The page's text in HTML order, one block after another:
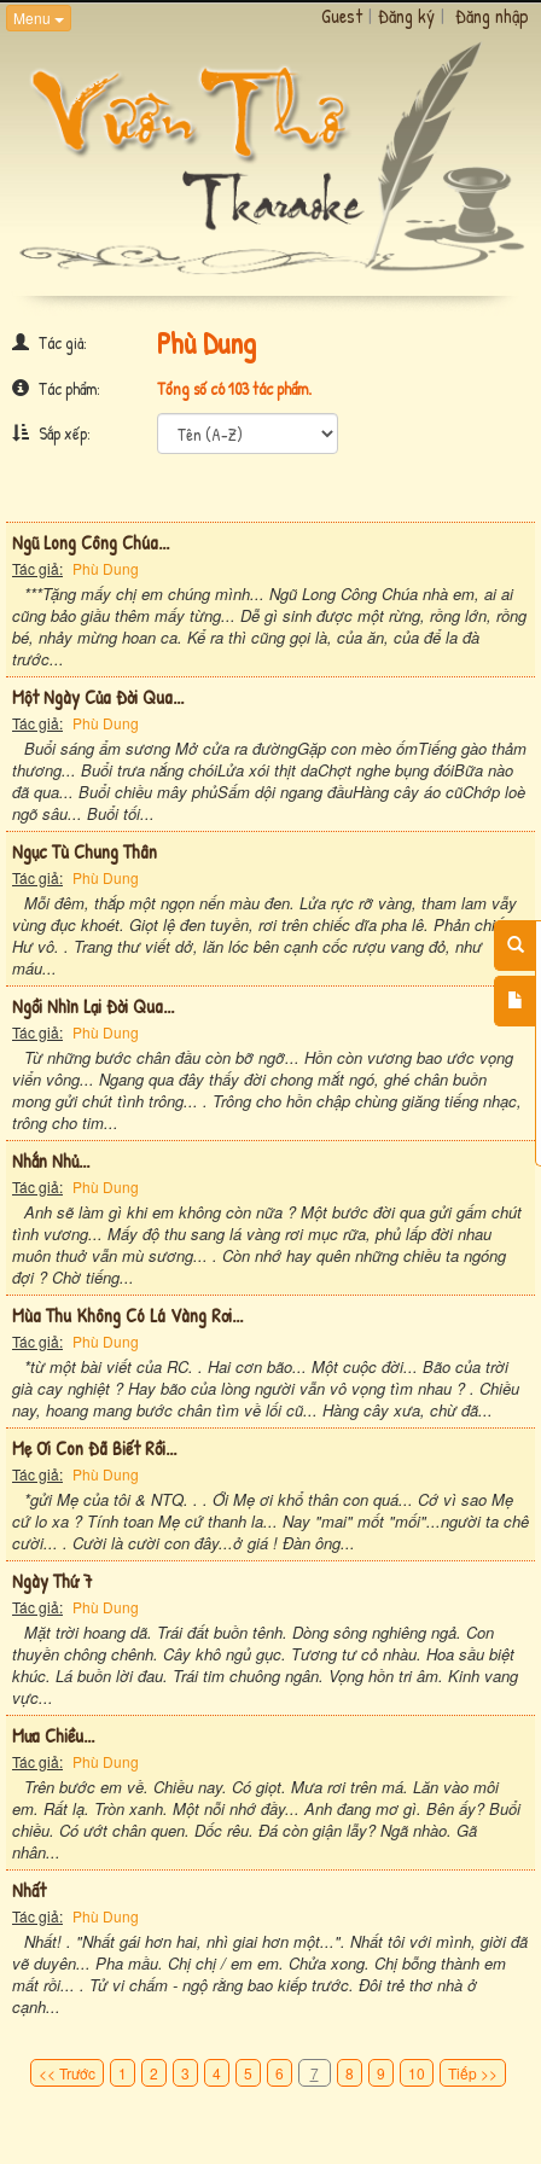
Menu Guest | Đăng ký | Đăng nhập
Tác giả: Phù Dung
Tác phẩm:
Tổng số có 103 tác phẩm.
Sắp xếp:
Ngũ Long Công Chúa...
Tác giả: Phù Dung
***Tặng mấy chị em chúng mình... Ngũ Long Công Chúa nhà em, ai ai
cũng bảo giầu thêm mấy từng... Dễ gì sinh được một rừng, rồng lớn, rồng
bé, nhảy mừng hoan ca. Kể ra thì cũng gọi là, của ăn, của để la đà
trước...
Một Ngày Của Đời Qua...
Tác giả: Phù Dung
Buổi sáng ẩm sương Mở cửa ra đườngGặp con mèo ốmTiếng gào thảm
thương... Buổi trưa nắng chóiLửa xói thịt daChợt nghe bụng đóiBữa nào
đã qua... Buổi chiều mây phủSấm dội ngang đầuHàng cây áo cũChớp loè
ngõ sâu... Buổi tối...
Ngục Tù Chung Thân
Tác giả: Phù Dung
Mỗi đêm, thắp một ngọn nến màu đen. Lửa rực rỡ vàng, tham lam vẫy
vùng đục khoét. Giọt lệ đen tuyền, rơi trên chiếc dĩa pha lê. Phản chiếu...
Hư vô. . Trang thư viết dở, lăn lóc bên cạnh cốc rượu vang đỏ, như
máu...
Ngồi Nhìn Lại Đời Qua...
Tác giả: Phù Dung
Từ những bước chân đầu còn bỡ ngỡ... Hồn còn vương bao ước vọng
viển vông... Ngang qua đây thấy đời chong mắt ngó, ghé chân buồn
mong gửi chút tình trông... . Trông cho hồn chập chùng giăng tiếng nhạc,
trông cho tim...
Nhắn Nhủ...
Tác giả: Phù Dung
Anh sẽ làm gì khi em không còn nữa ? Một bước đời qua gửi gấm chút
tình vương... Mấy độ thu sang lá vàng rơi mục rữa, phủ lấp đời nhau
muôn thuở vẫn mù sương... . Còn nhớ hay quên những chiều ta ngóng
đợi ? Chờ tiếng...
Mùa Thu Không Có Lá Vàng Rơi...
Tác giả: Phù Dung
*từ một bài viết của RC. . Hai cơn bão... Một cuộc đời... Bão của trời
già cay nghiệt ? Hay bão của lòng người vẫn vô vọng tìm nhau ? . Chiều
nay, hoang mang bước chân tìm về lối cũ... Hàng cây xưa, chừ đã...
Mẹ Ơi Con Đã Biết Rồi...
Tác giả: Phù Dung
*gửi Mẹ của tôi & NTQ. . . Ới Mẹ ơi khổ thân con quá... Cớ vì sao Mẹ
cứ lo xa ? Tính toan Mẹ cứ thanh la... Nay "mai" mốt "mối"...người ta chê
cười... . Cười là cười con đây...ở giá ! Đàn ông...
Ngày Thứ 7
Tác giả: Phù Dung
Mặt trời hoang dã. Trái đất buồn tênh. Dòng sông nghiêng ngả. Con
thuyền chông chênh. Cây khô ngủ gục. Tương tư cỏ nhàu. Hoa sầu biệt
khúc. Lá buồn lời đau. Trái tim chuông ngân. Vọng hồn tri âm. Kinh vang
vực...
Mưa Chiều...
Tác giả: Phù Dung
Trên bước em về. Chiều nay. Có giọt. Mưa rơi trên má. Lăn vào môi
em. Rất lạ. Tròn xanh. Một nỗi nhớ đầy... Anh đang mơ gì. Bên ấy? Buổi
chiều. Có ướt chân quen. Dốc rêu. Đá còn giận lẫy? Ngã nhào. Gã
nhân...
Nhất
Tác giả: Phù Dung
Nhất! . "Nhất gái hơn hai, nhì giai hơn một...". Nhất tôi với mình, giời đã
vẽ duyên... Pha mầu. Chị chị / em em. Chửa xong. Chị bỗng thành em
mất rồi... . Tử vi chấm - ngộ rằng bao kiếp trước. Đôi trẻ thơ nhà ở
cạnh...
<< Trước 1 2 3 4 5 6 7 8 9 10 Tiếp >>